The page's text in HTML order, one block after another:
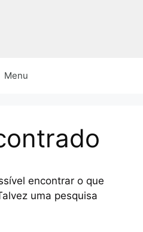
Menu
encontrar o que
uma pesquisa